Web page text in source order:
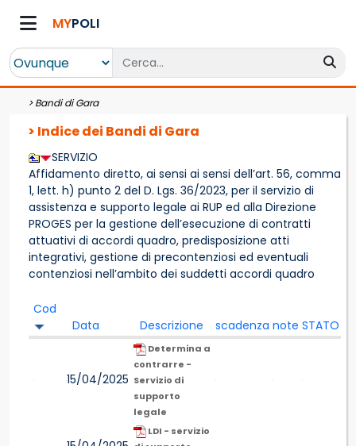
MYPOLI
>Bandi di Gara
> Indice dei Bandi di Gara
SERVIZIO
Affidamento diretto, ai sensi ai sensi dell’art. 56, comma
1, lett. h) punto 2 del D. Lgs. 36/2023, per il servizio di
assistenza e supporto legale ai RUP ed alla Direzione
PROGES per la gestione dell’esecuzione di contratti
attuativi di accordi quadro, predisposizione atti
integrativi, gestione di precontenziosi ed eventuali
contenziosi nell’ambito dei suddetti accordi quadro
Cod
Data
Descrizione scadenza note STATO
15/04/2025
Determina a
contrarre -
Servizio di
supporto
legale
LDI - servizio